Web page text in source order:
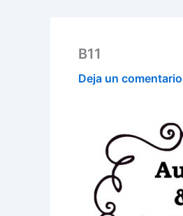
B11
Deja un comentario